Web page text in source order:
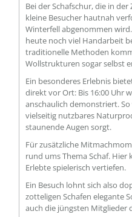
Bei der Schafschur, die in
kleine Besucher hautnah
Winterfell abgenommen
heute noch viel Handarbeit
traditionelle Methoden
Wollstrukturen sogar selbst
Ein besonderes Erlebnis
direkt vor Ort: Bis 16:00 Uhr
anschaulich demonstriert.
vielseitig nutzbares
staunende Augen sorgt.
Für zusätzliche
rund ums Thema Schaf.
Erlebte spielerisch vertiefen.
Ein Besuch lohnt sich also
zotteligen Schafen elegante
auch die jüngsten Mitglieder